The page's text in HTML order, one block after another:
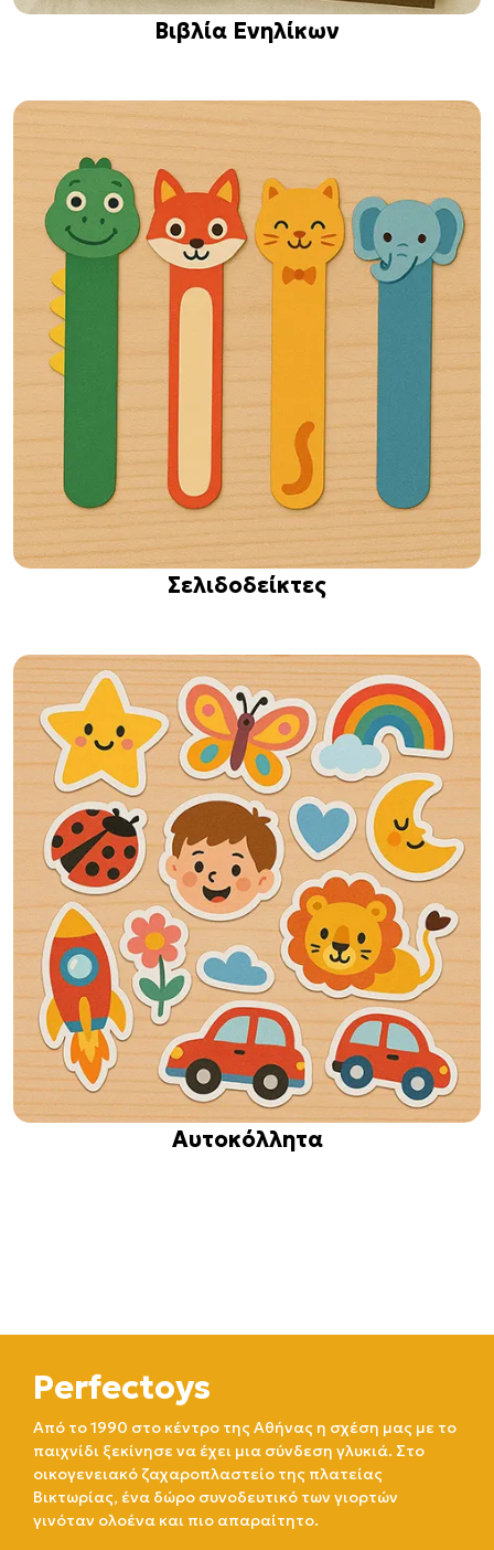
Βιβλία Ενηλίκων
Σελιδοδείκτες
Αυτοκόλλητα
Perfectoys
Από το 1990 στο κέντρο της Αθήνας η σχέση μας με το
παιχνίδι ξεκίνησε να έχει μια σύνδεση γλυκιά. Στο
οικογενειακό ζαχαροπλαστείο της πλατείας
Βικτωρίας, ένα δώρο συνοδευτικό των γιορτών
γινόταν ολοένα και πιο απαραίτητο.